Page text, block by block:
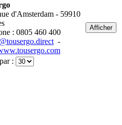
d'Amsterdam - 59910
: 0805 460 400
-
Afficher
: